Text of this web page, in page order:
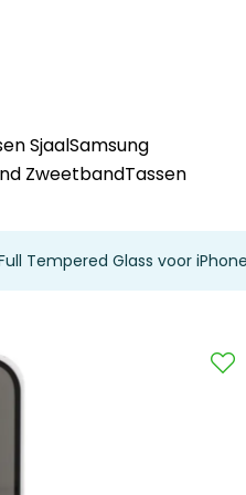
SjaalSamsung
ZweetbandTassen
Tempered Glass voor